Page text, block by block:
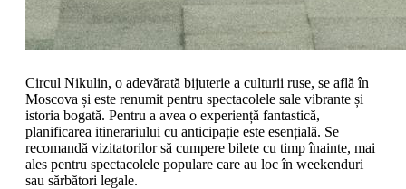
Circul Nikulin, o adevărată bijuterie a culturii ruse, se află în
Moscova și este renumit pentru spectacolele sale vibrante și
istoria bogată. Pentru a avea o experiență fantastică,
planificarea itinerariului cu anticipație este esențială. Se
recomandă vizitatorilor să cumpere bilete cu timp înainte, mai
ales pentru spectacolele populare care au loc în weekenduri
sau sărbători legale.